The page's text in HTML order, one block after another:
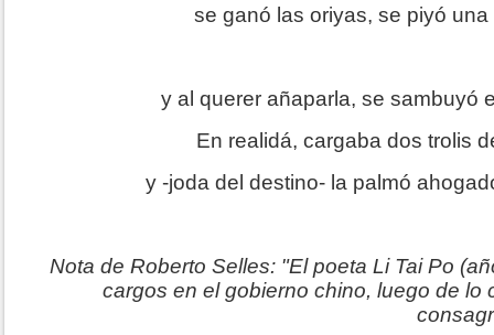
se ganó las oriyas, se piyó una
y al querer añaparla, se sambuyó
En realidá, cargaba dos trolis
y -joda del destino- la palmó
Nota de Roberto Selles: "El poeta Li Tai Po
cargos en el gobierno chino, luego de lo